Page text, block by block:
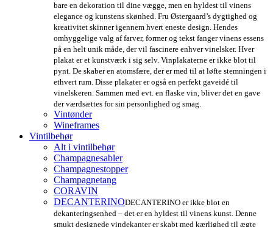
bare en dekoration til dine vægge, men en hyldest til vinens
elegance og kunstens skønhed. Fru Østergaard’s dygtighed og
kreativitet skinner igennem hvert eneste design. Hendes
omhyggelige valg af farver, former og tekst fanger vinens essens
på en helt unik måde, der vil fascinere enhver vinelsker. Hver
plakat er et kunstværk i sig selv. Vinplakaterne er ikke blot til
pynt. De skaber en atomsfære, der er med til at løfte stemningen i
ethvert rum. Disse plakater er også en perfekt gaveidé til
vinelskeren. Sammen med evt. en flaske vin, bliver det en gave
der værdsættes for sin personlighed og smag.
Vintønder
Wineframes
Vintilbehør
Alt i vintilbehør
Champagnesabler
Champagnestopper
Champagnetang
CORAVIN
DECANTERINODECANTERINO er ikke blot en
dekanteringsenhed – det er en hyldest til vinens kunst. Denne
smukt designede vindekanter er skabt med kærlighed til ægte